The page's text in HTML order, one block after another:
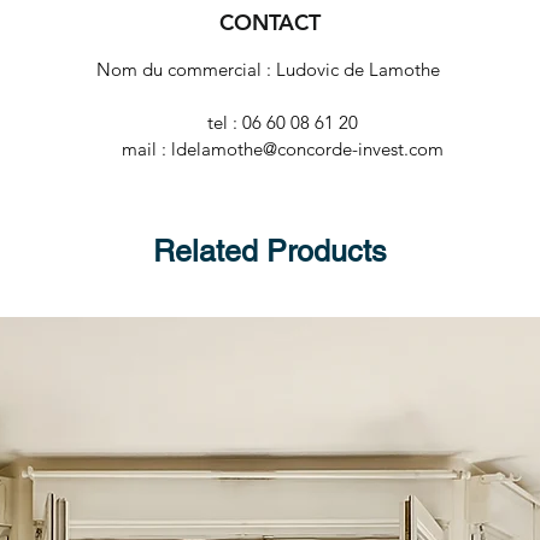
CONTACT
Nom du commercial : Ludovic de Lamothe
tel : 06 60 08 61 20
mail : ldelamothe@concorde-invest.com
Related Products